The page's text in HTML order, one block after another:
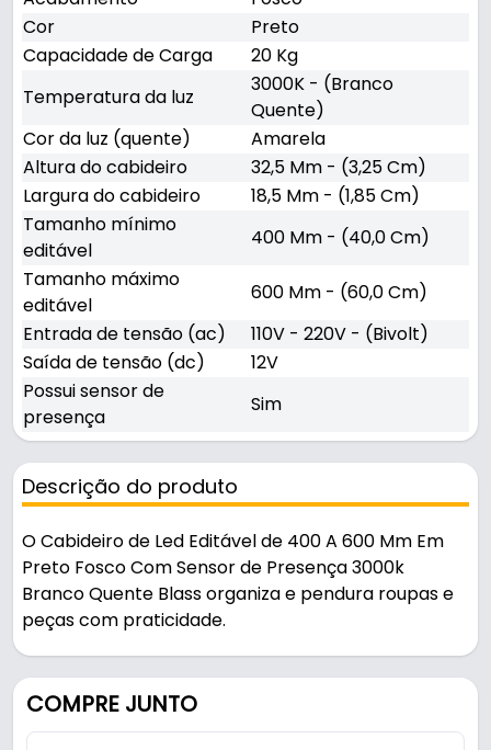
Cor
Preto
Capacidade de Carga
20 Kg
Temperatura da luz
3000K - (Branco
Quente)
Cor da luz (quente)
Amarela
Altura do cabideiro
32,5 Mm - (3,25 Cm)
Largura do cabideiro
18,5 Mm - (1,85 Cm)
Tamanho mínimo
editável
400 Mm - (40,0 Cm)
Tamanho máximo
editável
600 Mm - (60,0 Cm)
Entrada de tensão (ac)
110V - 220V - (Bivolt)
Saída de tensão (dc)
12V
Possui sensor de
presença
Sim
Descrição do produto
O Cabideiro de Led Editável de 400 A 600 Mm Em
Preto Fosco Com Sensor de Presença 3000k
Branco Quente Blass organiza e pendura roupas e
peças com praticidade.
Pode ser usado em closets e cabideiros.
Fabricado em Alumínio / Plástico com acabamento
COMPRE JUNTO